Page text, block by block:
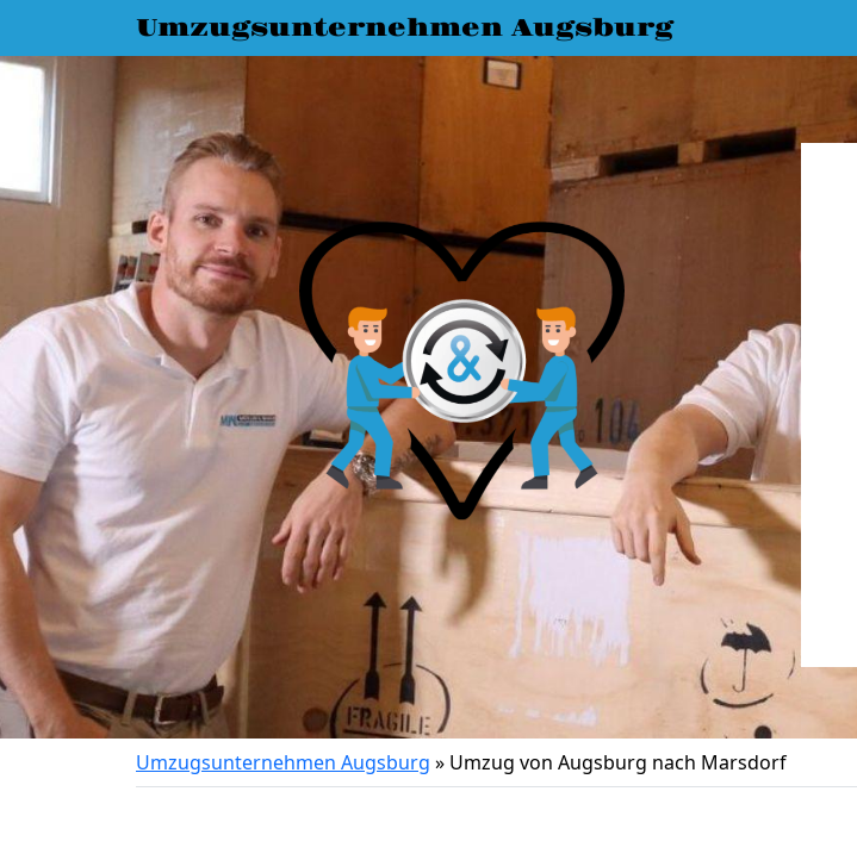
Umzugsunternehmen Augsburg
Umzugsunternehmen Augsburg » Umzug von Augsburg nach Marsdorf